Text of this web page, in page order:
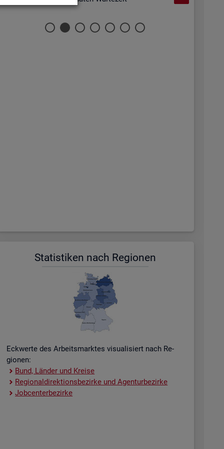
Sta­tis­ti­ken nach Re­gio­nen
Eck­wer­te des Ar­beits­mark­tes vi­sua­li­siert nach Re­
gio­nen:
Bund, Län­der und Krei­se
Re­gio­nal­di­rek­ti­ons­be­zir­ke und Agen­tur­be­zir­ke
Job­cent­er­be­zir­ke